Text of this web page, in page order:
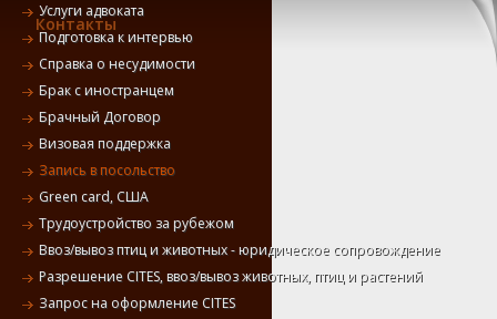
Контакты
Услуги адвоката
Подготовка к интервью
Справка о несудимости
Брак с иностранцем
Брачный Договор
Визовая поддержка
Запись в посольство
Green card, США
Трудоустройство за рубежом
Ввоз/вывоз птиц и животных - юридическое сопровождение
Разрешение CITES, ввоз/вывоз животных, птиц и растений
Запрос на оформление CITES